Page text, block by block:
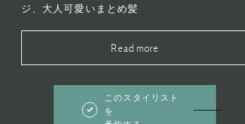
ジ、大人可愛いまとめ髪
Read more
このスタイリスト
を